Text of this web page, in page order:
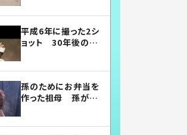
平成6年に撮った2シ
ョット 30年後の姿
孫のためにお弁当を
作った祖母 孫が絶